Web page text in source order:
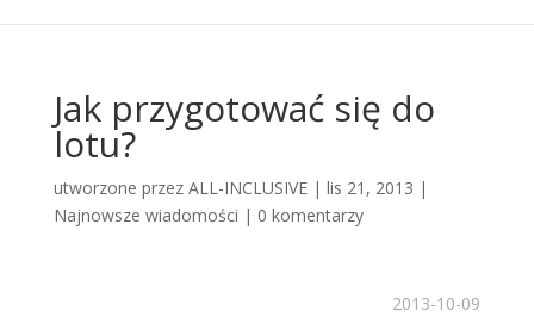
Jak przygotować się do
lotu?
utworzone przez ALL-INCLUSIVE| lis 21, 2013 |
Najnowsze wiadomości | 0 komentarzy
2013-10-09